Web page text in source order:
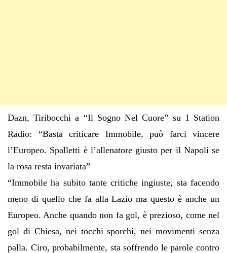
Dazn, Tiribocchi a “Il Sogno Nel Cuore” su 1 Station
Radio: “Basta criticare Immobile, può farci vincere
l’Europeo. Spalletti è l’allenatore giusto per il Napoli se
la rosa resta invariata”
“Immobile ha subito tante critiche ingiuste, sta facendo
meno di quello che fa alla Lazio ma questoèanche un
Europeo. Anche quando non fa gol, èprezioso, come nel
gol di Chiesa, nei tocchi sporchi, nei movimenti senza
palla. Ciro, probabilmente, sta soffrendo le parole contro